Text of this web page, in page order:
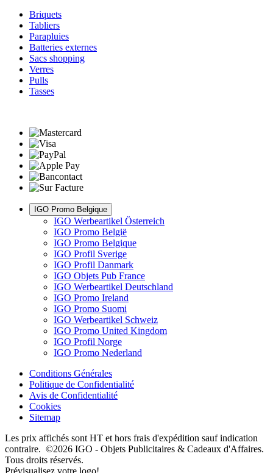
Briquets
Tabliers
Parapluies
Batteries externes
Sacs shopping
Verres
Pulls
Tasses
IGO Promo Belgique
IGO Werbeartikel Österreich
IGO Promo België
IGO Promo Belgique
IGO Profil Sverige
IGO Profil Danmark
IGO Objets Pub France
IGO Werbeartikel Deutschland
IGO Promo Ireland
IGO Promo Suomi
IGO Werbeartikel Schweiz
IGO Promo United Kingdom
IGO Profil Norge
IGO Promo Nederland
Conditions Générales
Politique de Confidentialité
Avis de Confidentialité
Cookies
Sitemap
Les prix affichés sont HT et hors frais d'expédition sauf indication
contraire. ©2026 IGO - Objets Publicitaires & Cadeaux d'Affaires.
Tous droits réservés.